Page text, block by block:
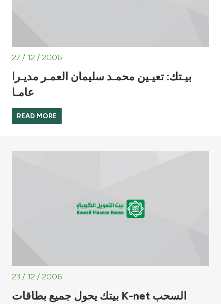
27 / 12 / 2006
بيـتك: تعيـين محمـد سليمان العمـر مديـرا
عامـا
READ MORE
23 / 12 / 2006
بيتك يحول جميع بطاقات K-net السحب